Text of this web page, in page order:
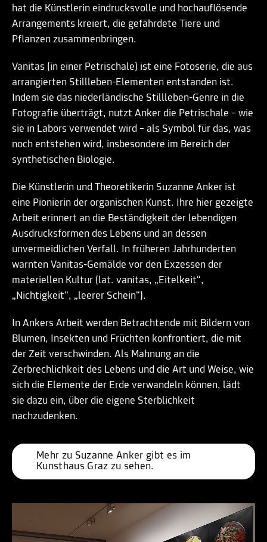
hat die Künstlerin eindrucksvolle und hochauflösende
Arrangements kreiert, die gefährdete Tiere und
Pflanzen zusammenbringen.
Vanitas (in einer Petrischale) ist eine Fotoserie, die aus
arrangierten Stillleben-Elementen entstanden ist.
Indem sie das niederländische Stillleben-Genre in die
Fotografie überträgt, nutzt Anker die Petrischale – wie
sie in Labors verwendet wird – als Symbol für das, was
noch entstehen wird, insbesondere im Bereich der
synthetischen Biologie.
Die Künstlerin und Theoretikerin Suzanne Anker ist
eine Pionierin der organischen Kunst. Ihre hier gezeigte
Arbeit erinnert an die Beständigkeit der lebendigen
Ausdrucksformen des Lebens und an dessen
unvermeidlichen Verfall. In früheren Jahrhunderten
warnten Vanitas-Gemälde vor den Exzessen der
materiellen Kultur (lat. vanitas, „Eitelkeit“,
„Nichtigkeit“, „leerer Schein“).
In Ankers Arbeit werden Betrachtende mit Bildern von
Blumen, Insekten und Früchten konfrontiert, die mit
der Zeit verschwinden. Als Mahnung an die
Zerbrechlichkeit des Lebens und die Art und Weise, wie
sich die Elemente der Erde verwandeln können, lädt
sie dazu ein, über die eigene Sterblichkeit
nachzudenken.
Mehr zu Suzanne Anker gibt es im
Kunsthaus Graz zu sehen.